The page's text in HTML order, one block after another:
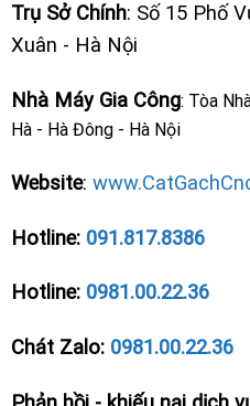
Trụ Sở Chính: Số 15 Phố
Xuân - Hà Nội
Nhà Máy Gia Công: Tòa
Hà - Hà Đông - Hà Nội
Website:
Hotline: 091.817.8386
Hotline: 0981.00.22.36
Chát Zalo: 0981.00.22.36